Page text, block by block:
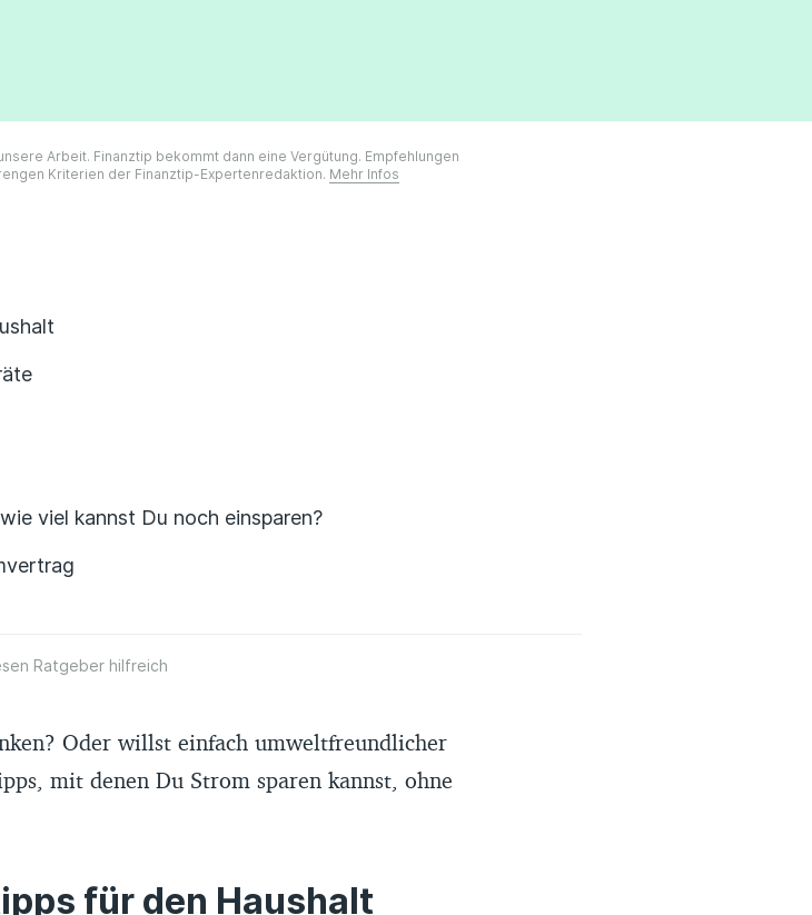
Arbeit. Finanztip bekommt dann eine Vergütung. Empfehlungen
Kriterien der Finanztip-Expertenredaktion. Mehr Infos
viel kannst Du noch einsparen?
Ratgeber hilfreich
Oder willst einfach umweltfreundlicher
mit denen Du Strom sparen kannst, ohne
für den Haushalt